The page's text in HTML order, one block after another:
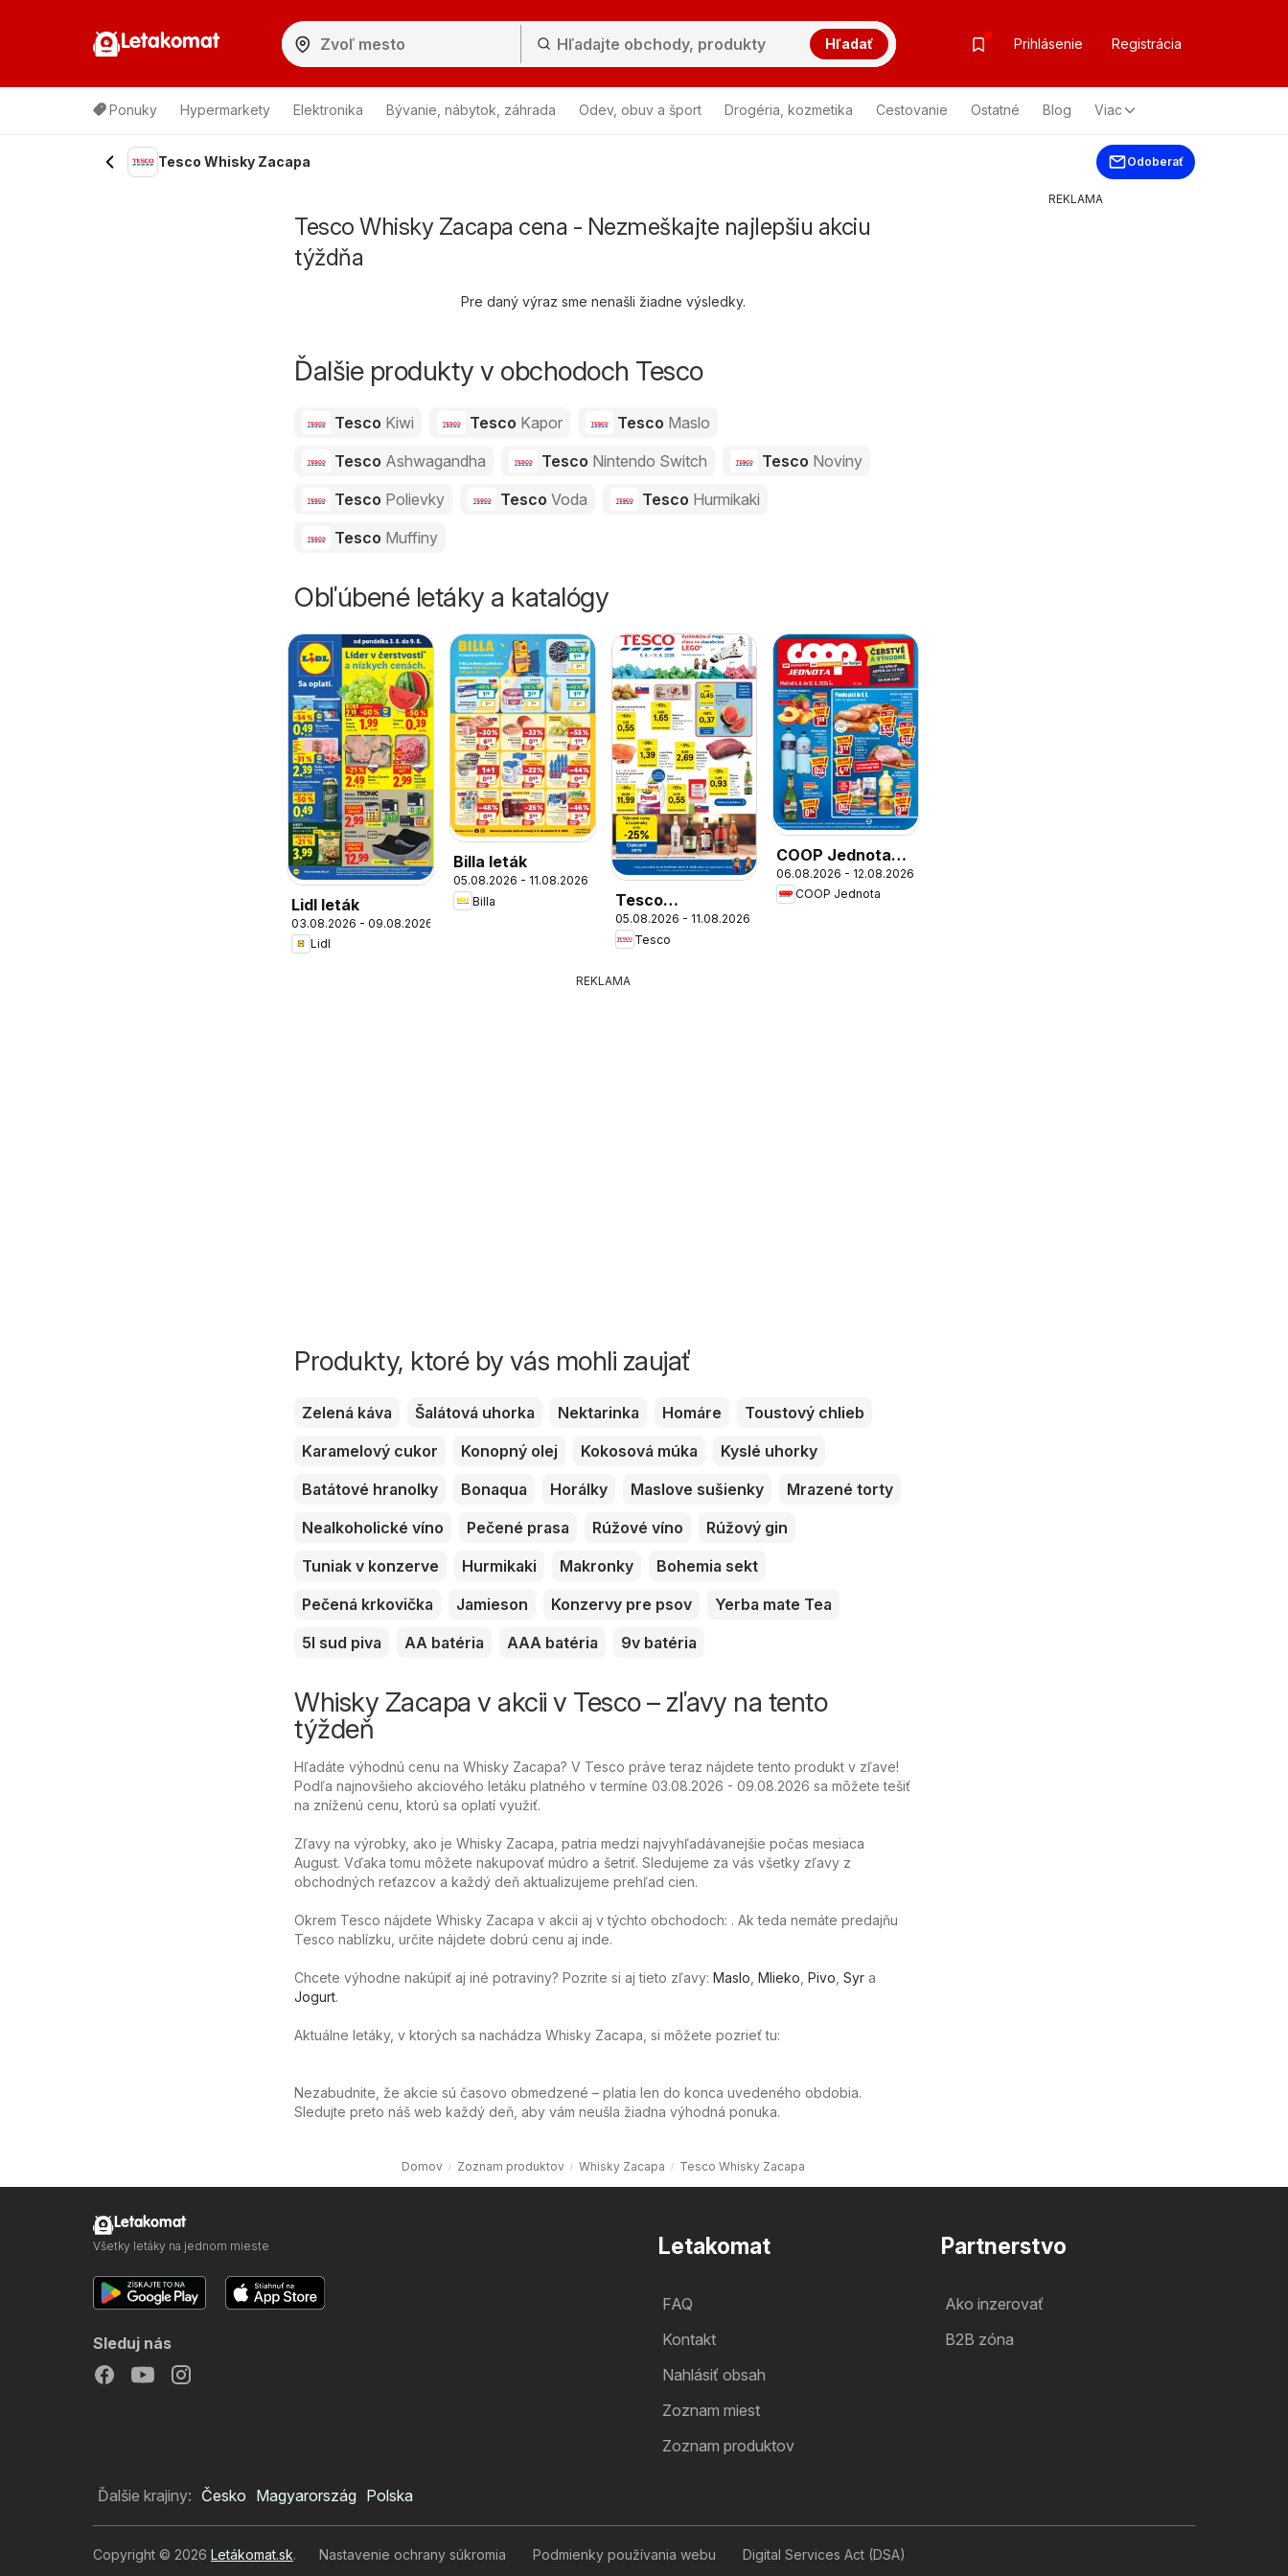
Letakomat Hľadať Prihlásenie Registrácia
Ponuky Hypermarkety Elektronika Bývanie, nábytok, záhrada Odev, obuv a šport Drogéria, kozmetika Cestovanie Ostatné Blog Viac
Tesco Whisky Zacapa Odoberať
Tesco Whisky Zacapa cena - Nezmeškajte najlepšiu akciu
týždňa
Pre daný výraz sme nenašli žiadne výsledky.
Ďalšie produkty v obchodoch Tesco
Tesco Kiwi Tesco Kapor Tesco Maslo
Tesco Ashwagandha Tesco Nintendo Switch Tesco Noviny
Tesco Polievky Tesco Voda Tesco Hurmikaki
Tesco Muffiny
Obľúbené letáky a katalógy
Lidl leták
03.08.2026 - 09.08.2026
Lidl
Billa leták
05.08.2026 - 11.08.2026
Billa
Tesco
Hypermarket -
leták
05.08.2026 - 11.08.2026
Tesco
COOP Jednota
leták
06.08.2026 - 12.08.2026
COOP Jednota
REKLAMA
Produkty, ktoré by vás mohli zaujať
Zelená káva Šalátová uhorka Nektarinka Homáre
Toustový chlieb
Karamelový cukor
Konopný olej Kokosová múka
Kyslé uhorky
Batátové hranolky
Bonaqua Horálky Maslove sušienky
Mrazené torty
Nealkoholické víno
Pečené prasa Rúžové víno
Rúžový gin
Tuniak v konzerve
Hurmikaki Makronky
Bohemia sekt
Pečená krkovička
Jamieson Konzervy pre psov
Yerba mate Tea
5l sud piva
AA batéria AAA batéria 9v batéria
Whisky Zacapa v akcii v Tesco – zľavy na tento
týždeň
Hľadáte výhodnú cenu na Whisky Zacapa? V Tesco práve teraz nájdete tento produkt v zľave!
Podľa najnovšieho akciového letáku platného v termíne 03.08.2026 - 09.08.2026 sa môžete tešiť
na zníženú cenu, ktorú sa oplatí využiť.
Zľavy na výrobky, ako je Whisky Zacapa, patria medzi najvyhľadávanejšie počas mesiaca
August. Vďaka tomu môžete nakupovať múdro a šetriť. Sledujeme za vás všetky zľavy z
obchodných reťazcov a každý deň aktualizujeme prehľad cien.
Okrem Tesco nájdete Whisky Zacapa v akcii aj v týchto obchodoch: . Ak teda nemáte predajňu
Tesco nablízku, určite nájdete dobrú cenu aj inde.
Chcete výhodne nakúpiť aj iné potraviny? Pozrite si aj tieto zľavy: Maslo Mlieko Pivo Syr a
Jogurt.
Aktuálne letáky, v ktorých sa nachádza Whisky Zacapa, si môžete pozrieť tu:
Nezabudnite, že akcie sú časovo obmedzené – platia len do konca uvedeného obdobia.
Sledujte preto náš web každý deň, aby vám neušla žiadna výhodná ponuka.
Domov Zoznam produktov Whisky Zacapa Tesco Whisky Zacapa
REKLAMA
Letakomat
FAQ
Kontakt
Nahlásiť obsah
Zoznam miest
Zoznam produktov
Partnerstvo
Ako inzerovať
B2B zóna
Letakomat
Všetky letáky na jednom mieste
Sleduj nás
Ďalšie krajiny: Česko Magyarország Polska
Copyright © 2026 Letákomat.sk. Nastavenie ochrany súkromia Podmienky používania webu Digital Services Act (DSA)